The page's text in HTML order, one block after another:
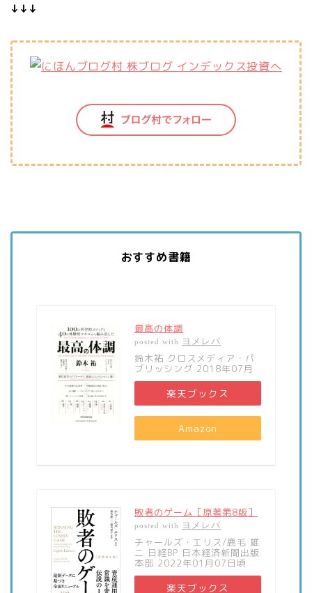
↓↓↓
おすすめ書籍
最高の体調
posted with ヨメレバ
鈴木祐 クロスメディア・パ
ブリッシング 2018年07月
楽天ブックス
Amazon
敗者のゲーム［原著第8版］
posted with ヨメレバ
チャールズ・エリス/鹿毛 雄
二 日経BP 日本経済新聞出版
本部 2022年01月07日頃
楽天ブックス